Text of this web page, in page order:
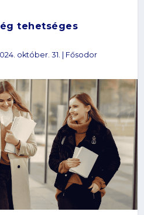
tehetséges
október. 31. Fősodor